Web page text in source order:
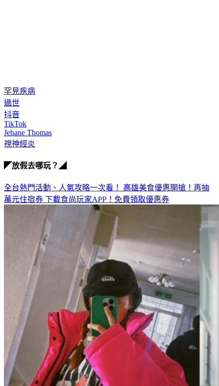
罕見疾病
過世
抖音
TikTok
Jehane Thomas
視神經炎
◤放假去哪玩？◢
全台熱門活動、人氣攻略一次看！ 高雄美食優惠開搶！再抽
萬元住宿券 下載食尚玩家APP！免費領取優惠券